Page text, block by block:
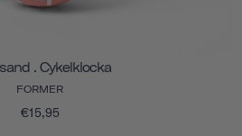
. Cykelklocka
FORMER
€15,95